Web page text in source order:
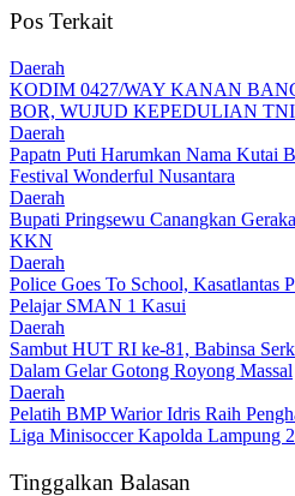
Pos Terkait
Daerah
KODIM 0427/WAY KANAN
BOR, WUJUD KEPEDULIAN
Daerah
Papatn Puti Harumkan Nama Kutai
Festival Wonderful Nusantara
Daerah
Bupati Pringsewu Canangkan
KKN
Daerah
Police Goes To School, Kasatlantas
Pelajar SMAN 1 Kasui
Daerah
Sambut HUT RI ke-81, Babinsa
Dalam Gelar Gotong Royong Massal
Daerah
Pelatih BMP Warior Idris Raih
Liga Minisoccer Kapolda Lampung
Tinggalkan Balasan